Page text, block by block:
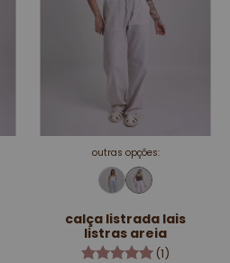
outras opções:
calça listrada lais
listras areia
(1)